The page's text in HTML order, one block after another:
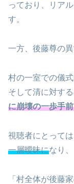
っており、リア
す。
一方、後藤尊の
村の一室での儀
そして清に対す
に崩壊の一歩手
視聴者にとっては
一層曖昧になり、
「村全体が後藤